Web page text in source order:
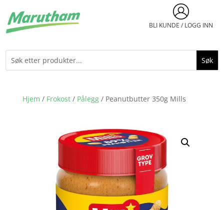
BLI KUNDE / LOGG INN
Hjem / Frokost/ Pålegg/ Peanutbutter 350g Mills